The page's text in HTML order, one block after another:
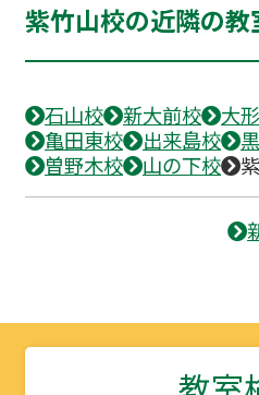
紫竹山校の近隣の教
石山校 新大前校 大
亀田東校
出来島校
曽野木校
山の下校